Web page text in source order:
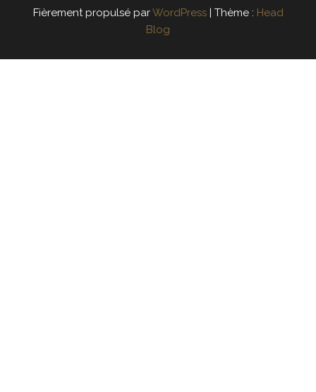
Fièrement propulsé parWordPress | Thème : Head
Blog